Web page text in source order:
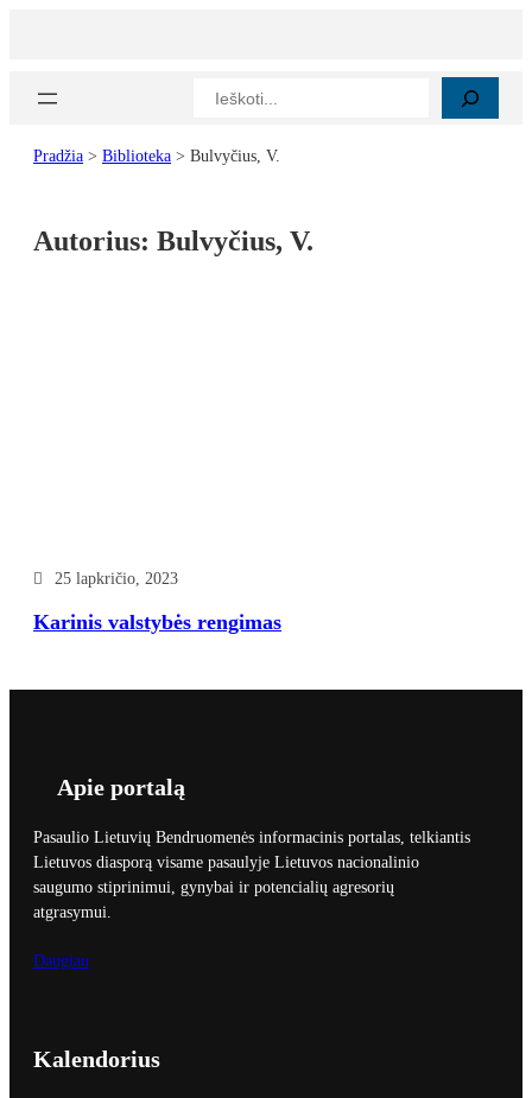
Paieška
Pradžia > Biblioteka > Bulvyčius, V.
Autorius: Bulvyčius, V.
25 lapkričio, 2023
Karinis valstybės rengimas
Apie portalą
Pasaulio Lietuvių Bendruomenės informacinis portalas, telkiantis
Lietuvos diasporą visame pasaulyje Lietuvos nacionalinio
saugumo stiprinimui, gynybai ir potencialių agresorių
atgrasymui.
Daugiau
Kalendorius